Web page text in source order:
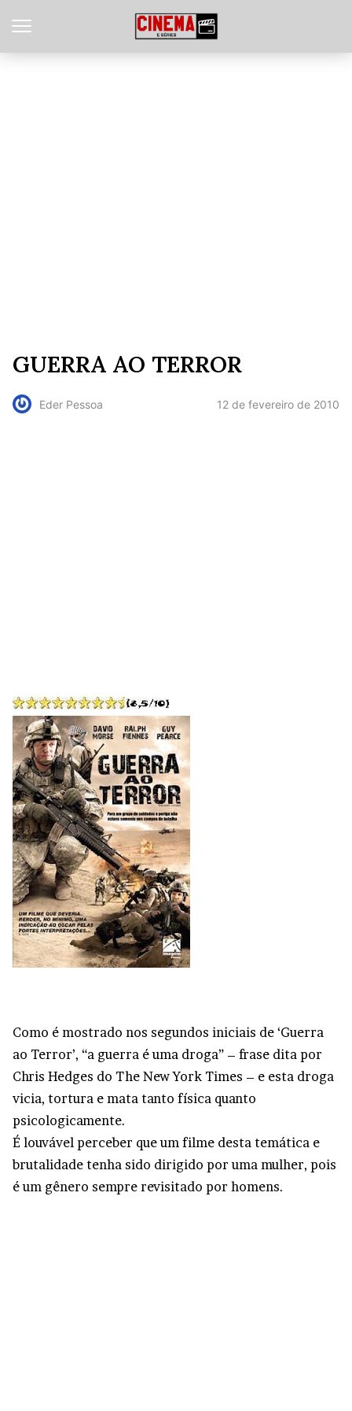
GUERRA AO TERROR
Eder Pessoa 12 de fevereiro de 2010
Como é mostrado nos segundos iniciais de ‘Guerra
ao Terror’, “a guerra é uma droga” – frase dita por
Chris Hedges do The New York Times – e esta droga
vicia, tortura e mata tanto física quanto
psicologicamente.
É louvável perceber que um filme desta temática e
brutalidade tenha sido dirigido por uma mulher, pois
é um gênero sempre revisitado por homens.